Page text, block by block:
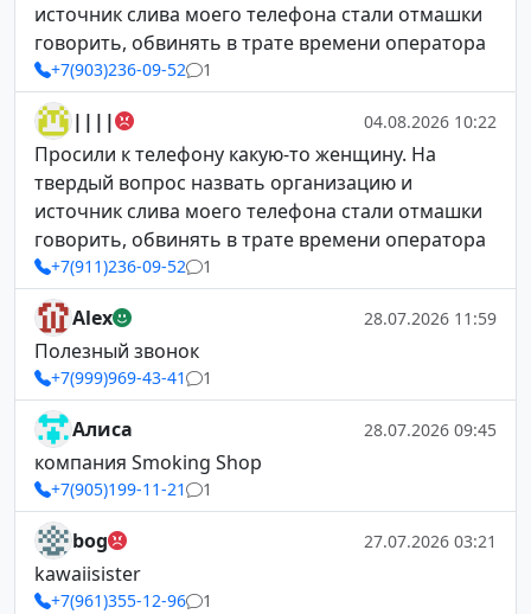
источник слива моего телефона стали отмашки
говорить, обвинять в трате времени оператора
+7(903)236-09-52 1
|||| 04.08.2026 10:22
Просили к телефону какую-то женщину. На
твердый вопрос назвать организацию и
источник слива моего телефона стали отмашки
говорить, обвинять в трате времени оператора
+7(911)236-09-52 1
Alex 28.07.2026 11:59
Полезный звонок
+7(999)969-43-41 1
Алиса 28.07.2026 09:45
компания Smoking Shop
+7(905)199-11-21 1
bog 27.07.2026 03:21
kawaiisister
+7(961)355-12-96 1